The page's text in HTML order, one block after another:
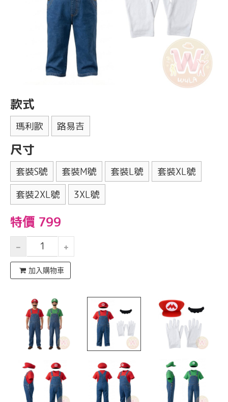
款式
瑪利歐 路易吉
尺寸
套裝S號 套裝M號 套裝L號
套裝XL號
套裝2XL號
3XL號
特價 799
加入購物車